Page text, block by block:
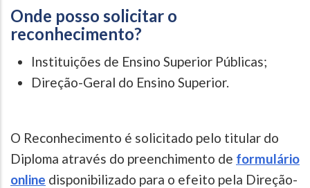
Onde posso solicitar o
reconhecimento?
Instituições de Ensino Superior Públicas;
Direção-Geral do Ensino Superior.
O Reconhecimento é solicitado pelo titular do
Diploma através do preenchimento de formulário
online disponibilizado para o efeito pela Direção-